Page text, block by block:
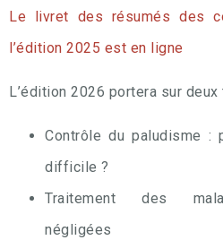
Le livret des résumés des
l’édition 2025 est en ligne
L’édition 2026 portera sur
Contrôle du paludisme :
difficile ?
Traitement des
négligées